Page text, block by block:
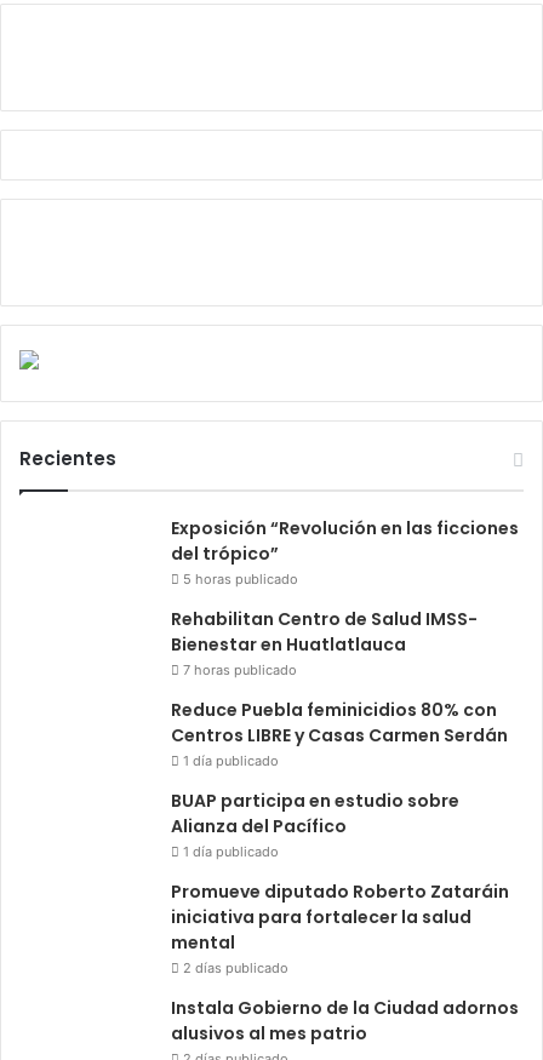
Recientes
Exposición “Revolución en las ficciones
del trópico”
5 horas publicado
Rehabilitan Centro de Salud IMSS-
Bienestar en Huatlatlauca
7 horas publicado
Reduce Puebla feminicidios 80% con
Centros LIBRE y Casas Carmen Serdán
1 día publicado
BUAP participa en estudio sobre
Alianza del Pacífico
1 día publicado
Promueve diputado Roberto Zataráin
iniciativa para fortalecer la salud
mental
2 días publicado
Instala Gobierno de la Ciudad adornos
alusivos al mes patrio